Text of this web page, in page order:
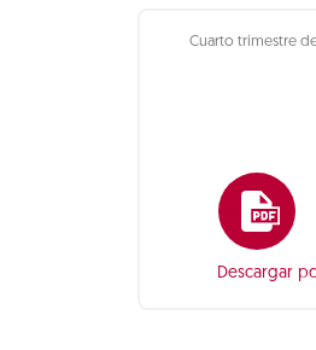
Cuarto trimestre
Descargar